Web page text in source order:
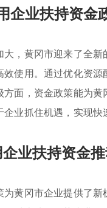
企业扶持资金
，黄冈市迎来了全
使用。通过优化资
面，资金政策能为
业抓住机遇，实现
业扶持资金
为黄冈市企业提供了